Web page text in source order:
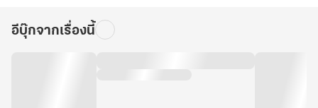
อีบุ๊กจากเรื่องนี้